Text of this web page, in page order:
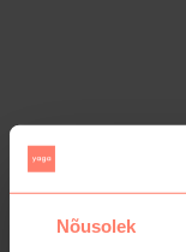
Nõusolek